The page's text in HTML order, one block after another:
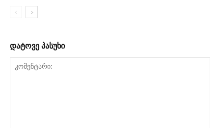
დატოვე პასუხი